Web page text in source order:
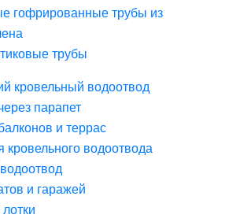
гофрированные трубы из
трубы
кровельный водоотвод
парапет
и террас
кровельного водоотвода
и гаражей